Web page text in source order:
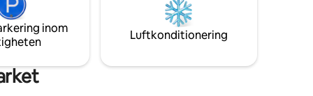
och
nära
perfekt för familjer, vänner eller
affärsresenärer och är omsorgsfullt
utrustat för en enastående upplevelse.
inom
Luftkonditionering